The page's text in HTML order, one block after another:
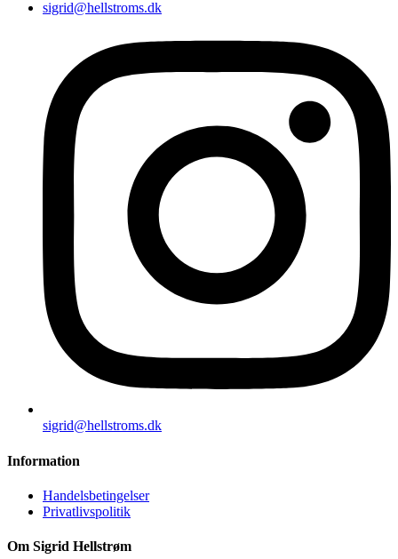
sigrid@hellstroms.dk
sigrid@hellstroms.dk
Information
Handelsbetingelser
Privatlivspolitik
Om Sigrid Hellstrøm